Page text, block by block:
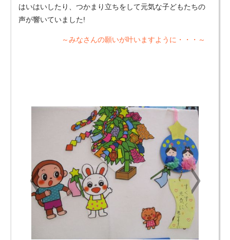
はいはいしたり、つかまり立ちをして元気な子どもたちの
声が響いていました!
～みなさんの願いが叶いますように・・・～